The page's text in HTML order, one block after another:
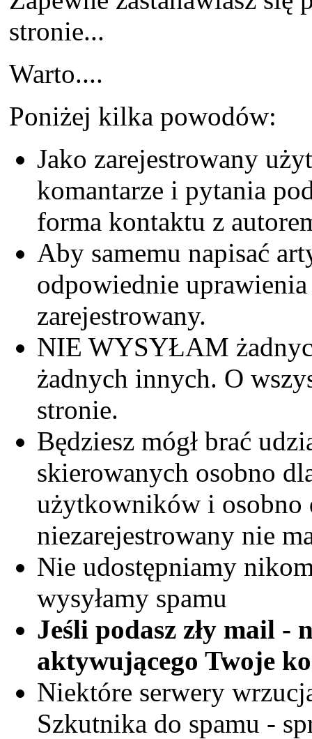
stronie...
Warto....
Poniżej kilka powodów:
Jako zarejestrowany
komantarze i pytania
forma kontaktu z
Aby samemu napisać
odpowiednie
zarejestrowany.
NIE WYSYŁAM
żadnych innych. O
stronie.
Będziesz mógł brać
skierowanych osobno
użytkowników i osobno
niezarejestrowany nie
Nie udostępniamy
wysyłamy spamu
Jeśli podasz zły mail -
aktywującego Twoje
Niektóre serwery
Szkutnika do spamu -